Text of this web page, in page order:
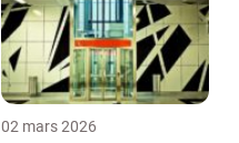
02 mars 2026